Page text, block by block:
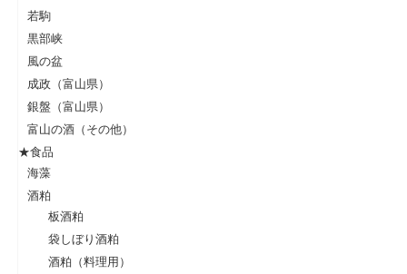
若駒
黒部峡
風の盆
成政（富山県）
銀盤（富山県）
富山の酒（その他）
★食品
海藻
酒粕
板酒粕
袋しぼり酒粕
酒粕（料理用）